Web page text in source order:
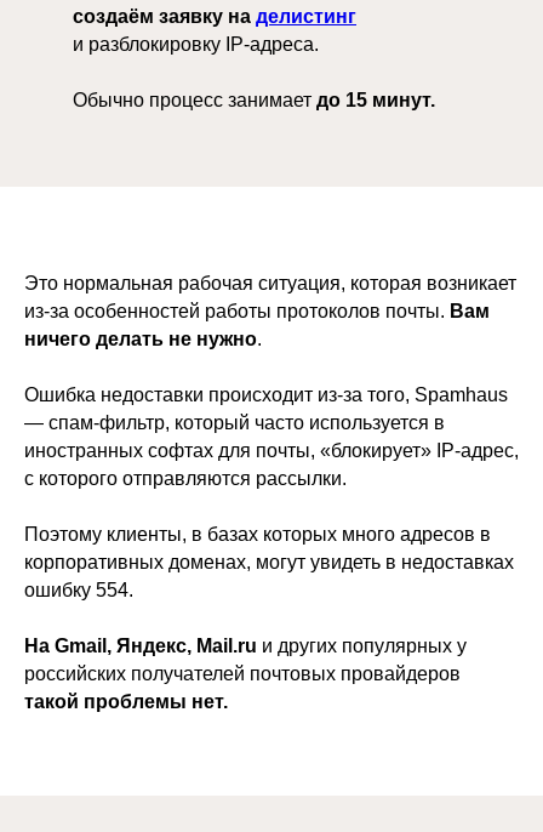
создаём заявку на делистинг
и разблокировку IP-адреса.
Обычно процесс занимает до 15 минут.
Это нормальная рабочая ситуация, которая возникает
из-за особенностей работы протоколов почты. Вам
ничего делать не нужно.
Ошибка недоставки происходит из-за того, Spamhaus
— спам-фильтр, который часто используется в
иностранных софтах для почты, «блокирует» IP-адрес,
с которого отправляются рассылки.
Поэтому клиенты, в базах которых много адресов в
корпоративных доменах, могут увидеть в недоставках
ошибку 554.
На Gmail, Яндекс, Mail.ru и других популярных у
российских получателей почтовых провайдеров
такой проблемы нет.